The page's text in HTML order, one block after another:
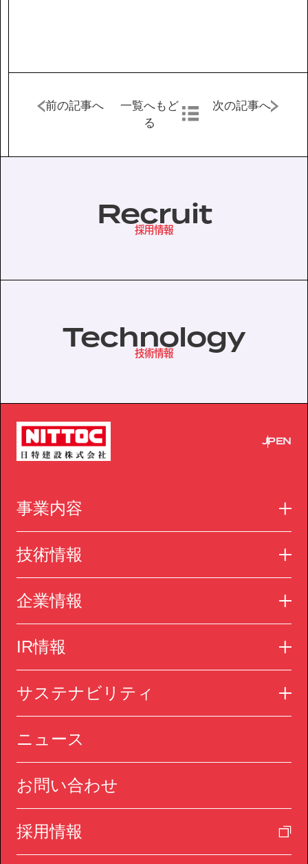
前の記事へ
一覧へもど
る
次の記事へ
Recruit
採用情報
Technology
技術情報
JPEN
事業内容
技術情報
企業情報
IR情報
サステナビリティ
ニュース
お問い合わせ
採用情報